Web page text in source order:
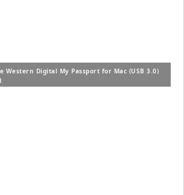
Western Digital My Passport for Mac (USB 3.0)